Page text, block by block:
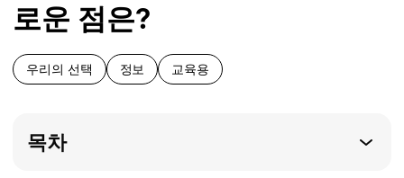
로운 점은?
우리의 선택 정보 교육용
목차